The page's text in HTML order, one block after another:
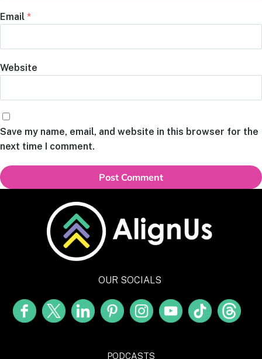
Email *
Website
Save my name, email, and website in this browser for the
next time I comment.
OUR SOCIALS
PODCASTS